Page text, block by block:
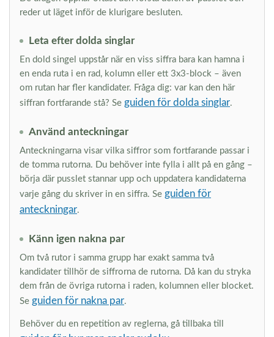
reder ut läget inför de klurigare besluten.
Leta efter dolda singlar
En dold singel uppstår när en viss siffra bara kan hamna i
en enda ruta i en rad, kolumn eller ett 3x3-block – även
om rutan har fler kandidater. Fråga dig: var kan den här
siffran fortfarande stå? Se guiden för dolda singlar.
Använd anteckningar
Anteckningarna visar vilka siffror som fortfarande passar i
de tomma rutorna. Du behöver inte fylla i allt på en gång –
börja där pusslet stannar upp och uppdatera kandidaterna
varje gång du skriver in en siffra. Se guiden för
anteckningar.
Känn igen nakna par
Om två rutor i samma grupp har exakt samma två
kandidater tillhör de siffrorna de rutorna. Då kan du stryka
dem från de övriga rutorna i raden, kolumnen eller blocket.
Se guiden för nakna par.
Behöver du en repetition av reglerna, gå tillbaka till